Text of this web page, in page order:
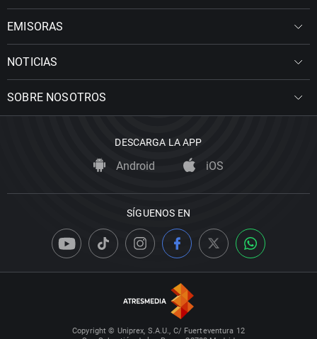
EMISORAS
NOTICIAS
SOBRE NOSOTROS
DESCARGA LA APP
Android iOS
SÍGUENOS EN
Copyright © Uniprex, S.A.U., C/ Fuerteventura 12